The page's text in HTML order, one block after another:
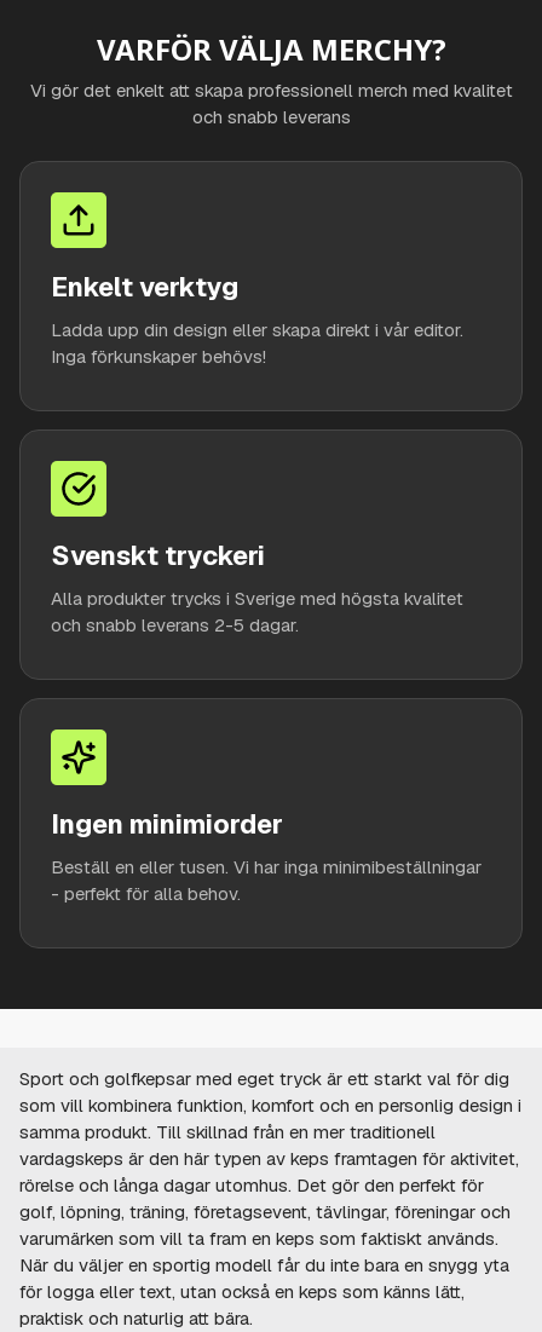
VARFÖR VÄLJA MERCHY?
Vi gör det enkelt att skapa professionell merch med kvalitet
och snabb leverans
Enkelt verktyg
Ladda upp din design eller skapa direkt i vår editor.
Inga förkunskaper behövs!
Svenskt tryckeri
Alla produkter trycks i Sverige med högsta kvalitet
och snabb leverans 2-5 dagar.
Ingen minimiorder
Beställ en eller tusen. Vi har inga minimibeställningar
- perfekt för alla behov.
Sport och golfkepsar med eget tryck är ett starkt val för dig
som vill kombinera funktion, komfort och en personlig design i
samma produkt. Till skillnad från en mer traditionell
vardagskeps är den här typen av keps framtagen för aktivitet,
rörelse och långa dagar utomhus. Det gör den perfekt för
golf, löpning, träning, företagsevent, tävlingar, föreningar och
varumärken som vill ta fram en keps som faktiskt används.
När du väljer en sportig modell får du inte bara en snygg yta
för logga eller text, utan också en keps som känns lätt,
praktisk och naturlig att bära.